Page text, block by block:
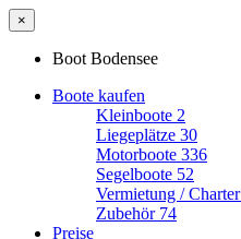
×
Boot Bodensee
Boote kaufen
Kleinboote 2
Liegeplätze 30
Motorboote 336
Segelboote 52
Vermietung / Charter
Zubehör 74
Preise